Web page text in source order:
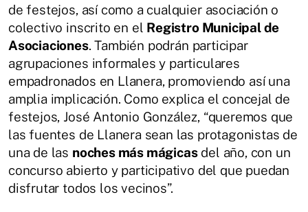
de festejos, así como a cualquier asociación o
colectivo inscrito en el Registro Municipal de
Asociaciones. También podrán participar
agrupaciones informales y particulares
empadronados en Llanera, promoviendo así una
amplia implicación. Como explica el concejal de
festejos, José Antonio González, “queremos que
las fuentes de Llanera sean las protagonistas de
una de las noches más mágicasdel año, con un
concurso abierto y participativo del que puedan
disfrutar todos los vecinos”.